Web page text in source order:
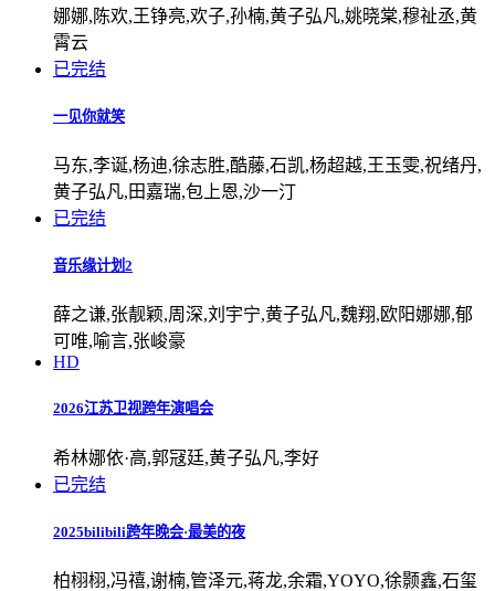
娜娜,陈欢,王铮亮,欢子,孙楠,黄子弘凡,姚晓棠,穆祉丞,黄
霄云
已完结
一见你就笑
马东,李诞,杨迪,徐志胜,酷藤,石凯,杨超越,王玉雯,祝绪丹,
黄子弘凡,田嘉瑞,包上恩,沙一汀
已完结
音乐缘计划2
薛之谦,张靓颖,周深,刘宇宁,黄子弘凡,魏翔,欧阳娜娜,郁
可唯,喻言,张峻豪
HD
2026江苏卫视跨年演唱会
希林娜依·高,郭冦廷,黄子弘凡,李好
已完结
2025bilibili跨年晚会·最美的夜
柏栩栩,冯禧,谢楠,管泽元,蒋龙,余霜,YOYO,徐颢鑫,石玺